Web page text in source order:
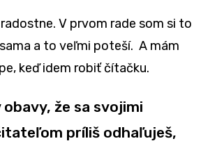
V prvom rade som si to
a to veľmi poteší. A mám
keď idem robiť čítačku.
obavy, že sa svojimi
príliš odhaľuješ,